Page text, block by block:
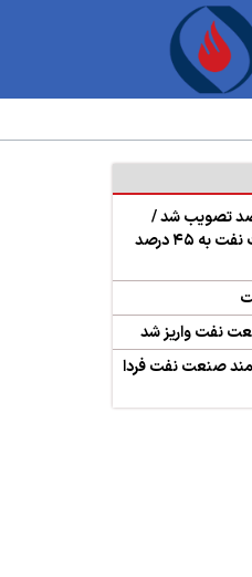
متناسب‌سازی ۱۴۰۵ با نرخ ۱۰ درصد تصویب شد /
میانگین افزایش دریافتی بازنشستگان صنعت نفت به ۴۵ درصد
نفت واریز شد
صنعت نفت فردا